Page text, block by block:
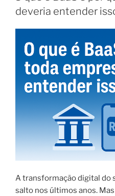
deveria entender
A transformação digital do
salto nos últimos anos.